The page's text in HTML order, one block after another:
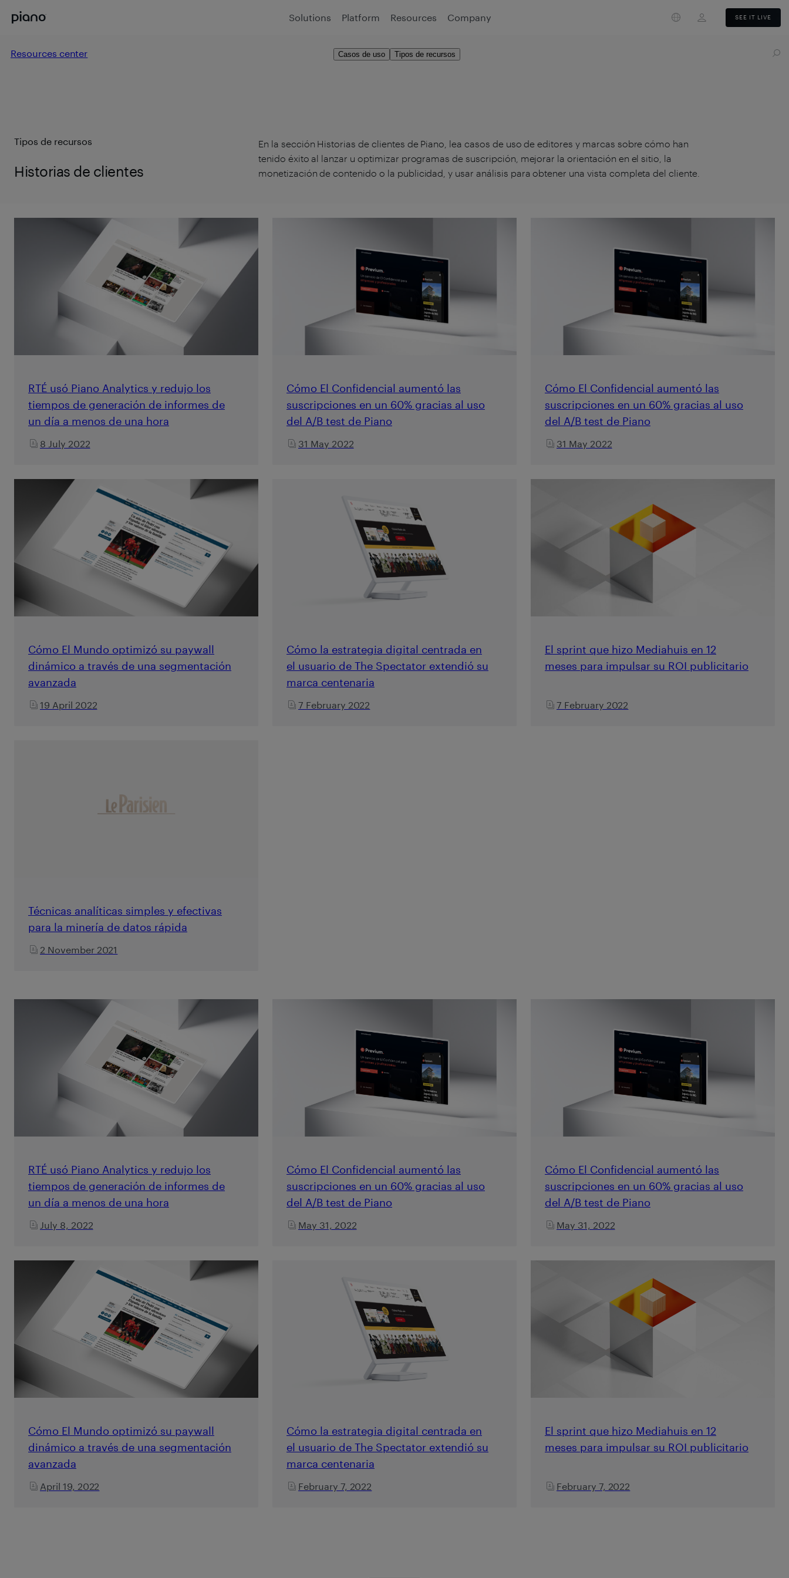
Resources center Tipos de recursos
Casos de uso
Tipos de recursos
Historias de clientes
En la sección Historias de clientes de Piano, lea casos de uso de editores y marcas sobre cómo han
tenido éxito al lanzar u optimizar programas de suscripción, mejorar la orientación en el sitio, la
monetización de contenido o la publicidad, y usar análisis para obtener una vista completa del cliente.
RTÉ usó Piano Analytics y redujo los
tiempos de generación de informes de
un día a menos de una hora
8 July 2022
Cómo El Confidencial aumentó las
suscripciones en un 60% gracias al uso
del A/B test de Piano
31 May 2022
Cómo El Confidencial aumentó las
suscripciones en un 60% gracias al uso
del A/B test de Piano
31 May 2022
Cómo El Mundo optimizó su paywall
dinámico a través de una segmentación
avanzada
19 April 2022
Cómo la estrategia digital centrada en
el usuario de The Spectator extendió su
marca centenaria
7 February 2022
El sprint que hizo Mediahuis en 12
meses para impulsar su ROI publicitario
7 February 2022
Técnicas analíticas simples y efectivas
para la minería de datos rápida
2 November 2021
RTÉ usó Piano Analytics y redujo los
tiempos de generación de informes de
un día a menos de una hora
July 8, 2022
Cómo El Confidencial aumentó las
suscripciones en un 60% gracias al uso
del A/B test de Piano
May 31, 2022
Cómo El Confidencial aumentó las
suscripciones en un 60% gracias al uso
del A/B test de Piano
May 31, 2022
Cómo El Mundo optimizó su paywall
dinámico a través de una segmentación
avanzada
April 19, 2022
Cómo la estrategia digital centrada en
el usuario de The Spectator extendió su
marca centenaria
February 7, 2022
El sprint que hizo Mediahuis en 12
meses para impulsar su ROI publicitario
February 7, 2022
Solutions Platform Resources Company SEE IT LIVE